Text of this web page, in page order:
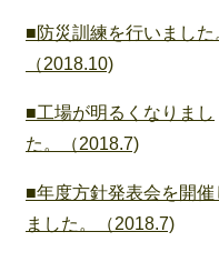
■防災訓練を行いました
（2018.10)
■工場が明るくなりまし
た。（2018.7)
■年度方針発表会を開催
ました。（2018.7)